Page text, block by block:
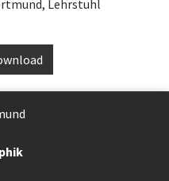
Lehrstuhl